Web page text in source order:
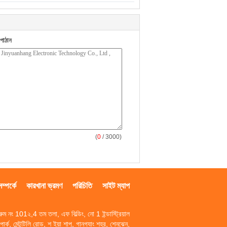
(0 / 3000)
সাইট ম্যাপ
পরিচিতি
কারখানা ভ্রমণ
নং 101২,4 তম তলা, এফ বিল্ডিং, নো 1 ইন্ডাস্ট্রিয়াল
পার্ক, মেন্টুটিলি রোড, শ ইয়া শাপু, গানগ্যাং শহর, শেনঝেন,